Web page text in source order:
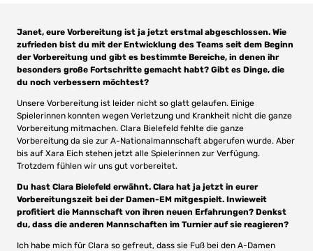
Janet, eure Vorbereitung ist ja jetzt erstmal abgeschlossen. Wie
zufrieden bist du mit der Entwicklung des Teams seit dem Beginn
der Vorbereitung und gibt es bestimmte Bereiche, in denen ihr
besonders große Fortschritte gemacht habt? Gibt es Dinge, die
du noch verbessern möchtest?
Unsere Vorbereitung ist leider nicht so glatt gelaufen. Einige
Spielerinnen konnten wegen Verletzung und Krankheit nicht die ganze
Vorbereitung mitmachen. Clara Bielefeld fehlte die ganze
Vorbereitung da sie zur A-Nationalmannschaft abgerufen wurde. Aber
bis auf Xara Eich stehen jetzt alle Spielerinnen zur Verfügung.
Trotzdem fühlen wir uns gut vorbereitet.
Du hast Clara Bielefeld erwähnt. Clara hat ja jetzt in eurer
Vorbereitungszeit bei der Damen-EM mitgespielt. Inwieweit
profitiert die Mannschaft von ihren neuen Erfahrungen? Denkst
du, dass die anderen Mannschaften im Turnier auf sie reagieren?
Ich habe mich für Clara so gefreut, dass sie Fuß bei den A-Damen